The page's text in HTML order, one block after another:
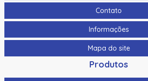
Contato
Informações
Mapa do site
Produtos